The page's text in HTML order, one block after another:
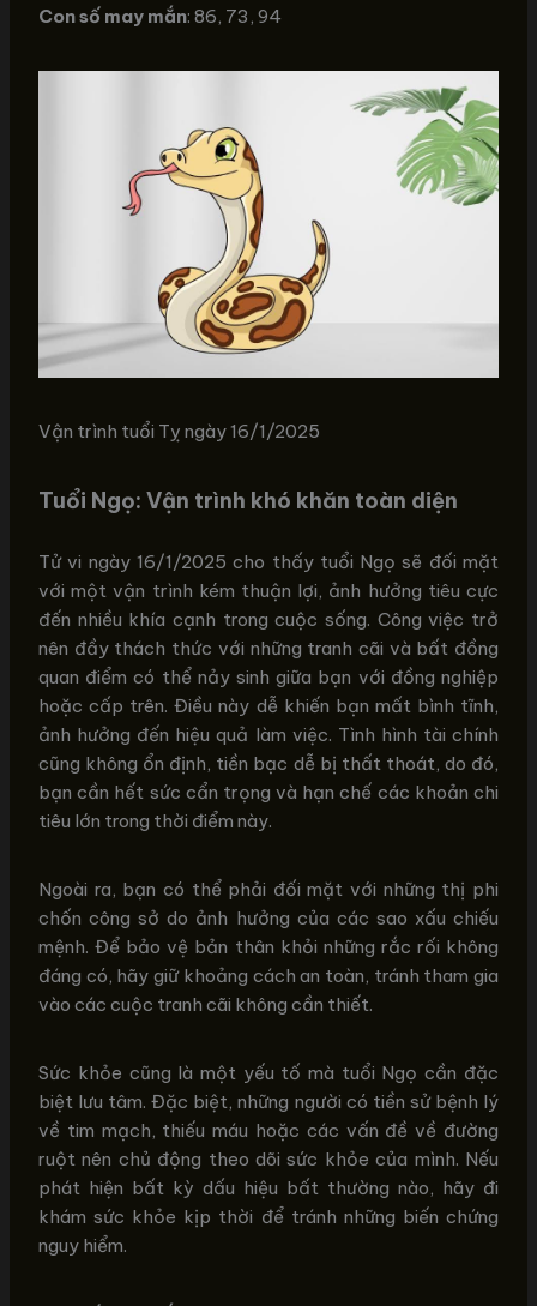
Con số may mắn: 86, 73, 94
Vận trình tuổi Tỵ ngày 16/1/2025
Tuổi Ngọ: Vận trình khó khăn toàn diện
Tử vi ngày 16/1/2025 cho thấy tuổi Ngọ sẽ đối mặt
với một vận trình kém thuận lợi, ảnh hưởng tiêu cực
đến nhiều khía cạnh trong cuộc sống. Công việc trở
nên đầy thách thức với những tranh cãi và bất đồng
quan điểm có thể nảy sinh giữa bạn với đồng nghiệp
hoặc cấp trên. Điều này dễ khiến bạn mất bình tĩnh,
ảnh hưởng đến hiệu quả làm việc. Tình hình tài chính
cũng không ổn định, tiền bạc dễ bị thất thoát, do đó,
bạn cần hết sức cẩn trọng và hạn chế các khoản chi
tiêu lớn trong thời điểm này.
Ngoài ra, bạn có thể phải đối mặt với những thị phi
chốn công sở do ảnh hưởng của các sao xấu chiếu
mệnh. Để bảo vệ bản thân khỏi những rắc rối không
đáng có, hãy giữ khoảng cách an toàn, tránh tham gia
vào các cuộc tranh cãi không cần thiết.
Sức khỏe cũng là một yếu tố mà tuổi Ngọ cần đặc
biệt lưu tâm. Đặc biệt, những người có tiền sử bệnh lý
về tim mạch, thiếu máu hoặc các vấn đề về đường
ruột nên chủ động theo dõi sức khỏe của mình. Nếu
phát hiện bất kỳ dấu hiệu bất thường nào, hãy đi
khám sức khỏe kịp thời để tránh những biến chứng
nguy hiểm.